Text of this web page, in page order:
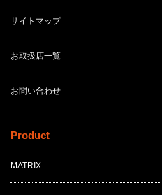
サイトマップ
お取扱店一覧
お問い合わせ
Product
MATRIX